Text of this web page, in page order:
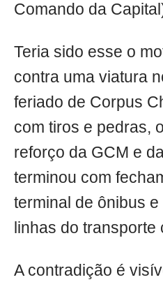
Comando da
Teria sido esse o
contra uma viatura
feriado de Corpus
com tiros e pedras,
reforço da GCM e
terminou com
terminal de ônibus
linhas do transporte
A contradição é